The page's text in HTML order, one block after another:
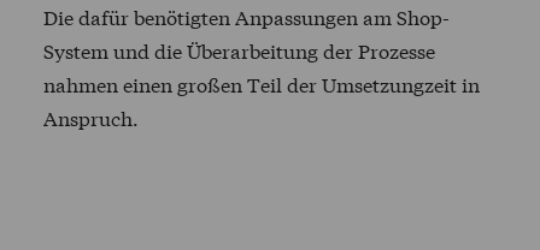
Die dafür benötigten Anpassungen am Shop-
System und die Überarbeitung der Prozesse
nahmen einen großen Teil der Umsetzungzeit in
Anspruch.